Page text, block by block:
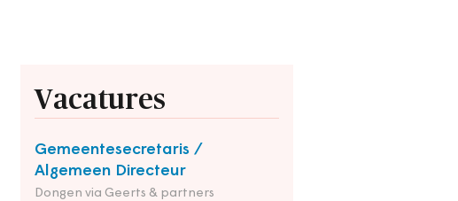
Vacatures
Gemeentesecretaris /
Algemeen Directeur
Dongen via Geerts & partners